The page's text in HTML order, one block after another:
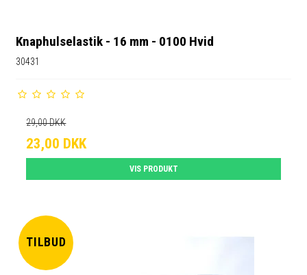
Knaphulselastik - 16 mm - 0100 Hvid
30431
29,00 DKK
23,00 DKK
VIS PRODUKT
TILBUD